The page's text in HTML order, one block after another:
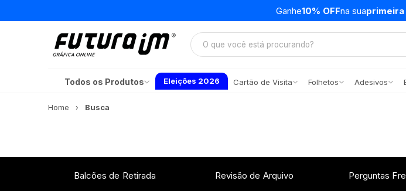
Ganhe10% OFFna sua
Todos os Produtos Eleições 2026 Cartão de Visita Folhetos Adesivos
Home Busca
Balcões de Retirada Revisão de Arquivo Perguntas